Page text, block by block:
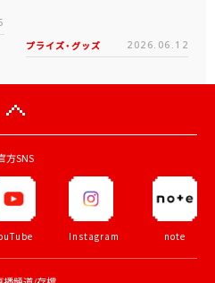
プライズ・グッズ 2026.06.12
方SNS
Instagram note